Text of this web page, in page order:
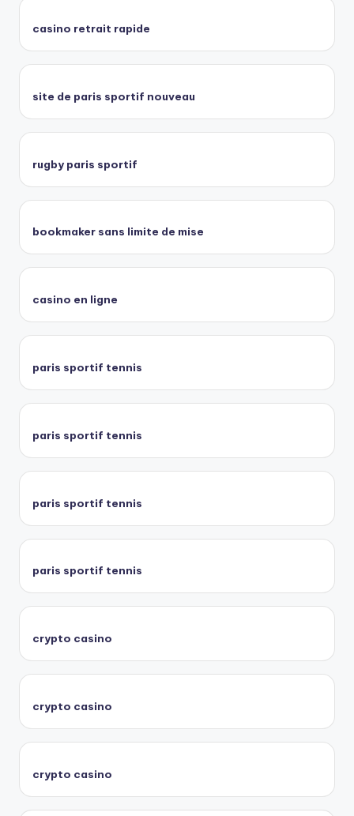
casino retrait rapide
site de paris sportif nouveau
rugby paris sportif
bookmaker sans limite de mise
casino en ligne
paris sportif tennis
paris sportif tennis
paris sportif tennis
paris sportif tennis
crypto casino
crypto casino
crypto casino